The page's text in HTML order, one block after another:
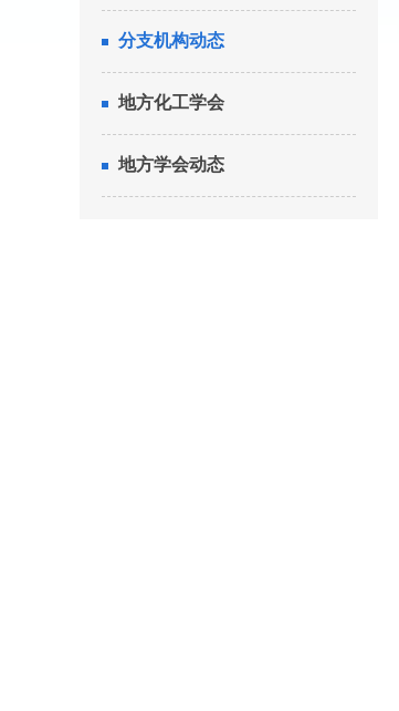
分支机构动态
地方化工学会
地方学会动态